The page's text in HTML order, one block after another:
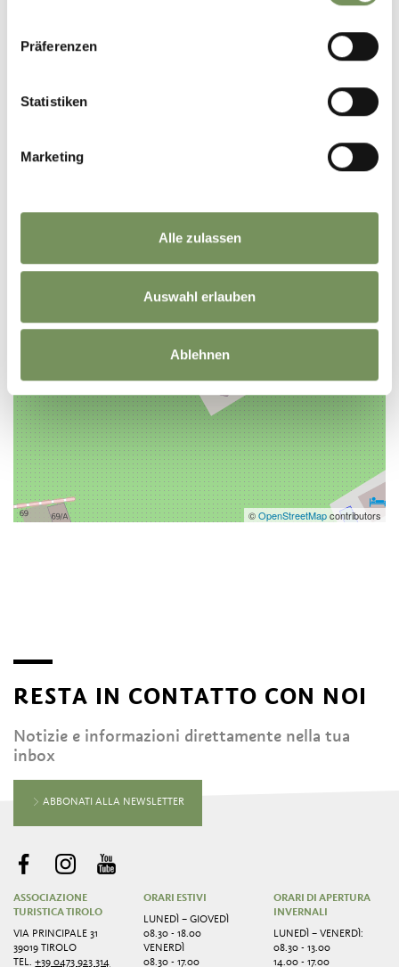
Präferenzen
Statistiken
Marketing
Alle zulassen
Auswahl erlauben
Ablehnen
−
©OpenStreetMapcontributors
RESTA IN CONTATTO CON NOI
Notizie e informazioni direttamente nella tua
inbox
ABBONATI ALLA NEWSLETTER
ASSOCIAZIONE
TURISTICA TIROLO
VIA PRINCIPALE 31
39019 TIROLO
TEL.+39 0473 923 314
ORARI ESTIVI
LUNEDÌ – GIOVEDÌ
08.30 - 18.00
VENERDÌ
08.30 - 17.00
ORARI DI APERTURA
INVERNALI
LUNEDÌ – VENERDÌ:
08.30 - 13.00
14.00 - 17.00